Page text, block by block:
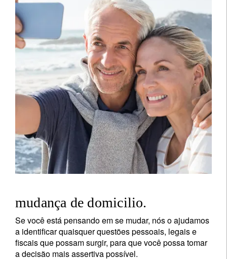
mudança de domicilio.
Se você está pensando em se mudar, nós o ajudamos
a identificar quaisquer questões pessoais, legais e
fiscais que possam surgir, para que você possa tomar
a decisão mais assertiva possível.